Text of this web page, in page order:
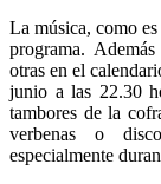
La música, como
programa.
otras en el
junio a las 22.30
tambores de la
verbenas o
especialmente